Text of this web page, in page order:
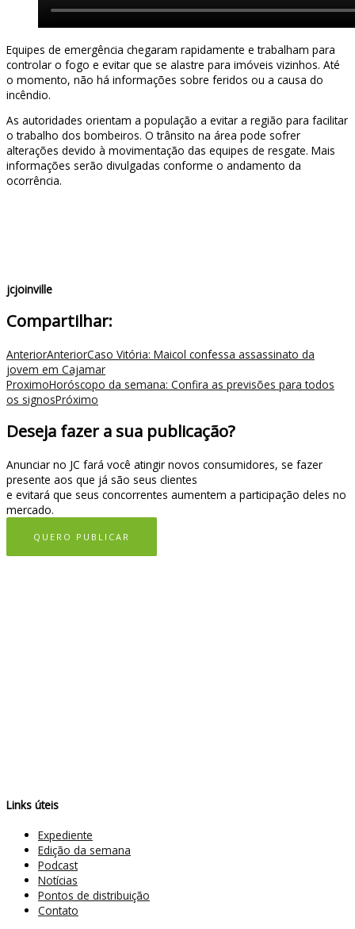
Equipes de emergência chegaram rapidamente e trabalham para
controlar o fogo e evitar que se alastre para imóveis vizinhos. Até
o momento, não há informações sobre feridos ou a causa do
incêndio.
As autoridades orientam a população a evitar a região para facilitar
o trabalho dos bombeiros. O trânsito na área pode sofrer
alterações devido à movimentação das equipes de resgate. Mais
informações serão divulgadas conforme o andamento da
ocorrência.
jcjoinville
Compartilhar:
AnteriorAnteriorCaso Vitória: Maicol confessa assassinato da
jovem em Cajamar
ProximoHoróscopo da semana: Confira as previsões para todos
os signosPróximo
Deseja fazer a sua publicação?
Anunciar no JC fará você atingir novos consumidores, se fazer
presente aos que já são seus clientes
e evitará que seus concorrentes aumentem a participação deles no
mercado.
QUERO PUBLICAR
Links úteis
Expediente
Edição da semana
Podcast
Notícias
Pontos de distribuição
Contato